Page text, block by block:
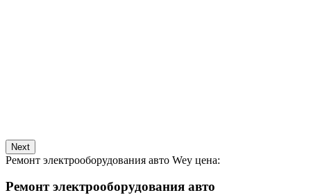
Next
Ремонт электрооборудования авто Wey цена:
Ремонт электрооборудования авто